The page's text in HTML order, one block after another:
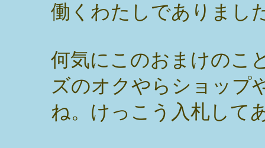
働くわたしでありまし
何気にこのおまけのこ
ズのオクやらショップ
ね。けっこう入札して